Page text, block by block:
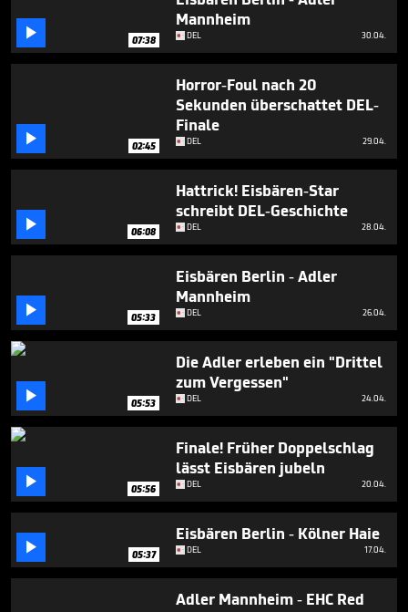
41
seconds
 07:38
Mannheim
DEL 30.04.
 02:45
Horror-Foul nach 20
Sekunden überschattet DEL-
Finale
DEL 29.04.
 06:08
Hattrick! Eisbären-Star
schreibt DEL-Geschichte
DEL 28.04.
 05:33
Eisbären Berlin - Adler
Mannheim
DEL 26.04.
 05:53
Die Adler erleben ein "Drittel
zum Vergessen"
DEL 24.04.
 05:56
Finale! Früher Doppelschlag
lässt Eisbären jubeln
DEL 20.04.
 05:37
Eisbären Berlin - Kölner Haie
DEL 17.04.
Adler Mannheim - EHC Red